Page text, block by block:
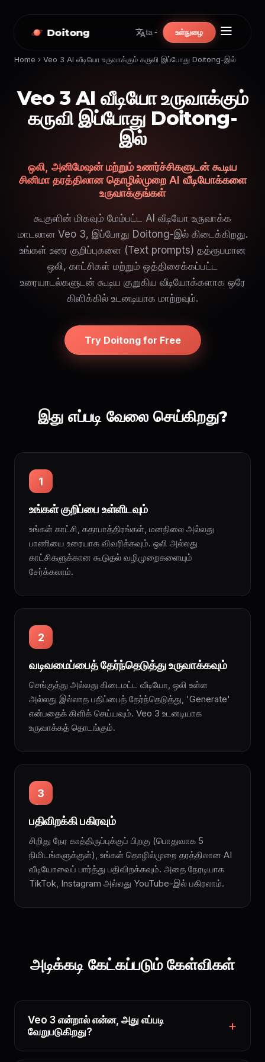
Doitong ta உள்நுழை
Home › Veo 3 AI வீடியோ உருவாக்கும் கருவி இப்போது Doitong-இல்
Veo 3 AI வீடியோ உருவாக்கும்
கருவி இப்போது Doitong-
இல்
ஒலி, அனிமேஷன் மற்றும் உணர்ச்சிகளுடன் கூடிய
சினிமா தரத்திலான தொழில்முறை AI வீடியோக்களை
உருவாக்குங்கள்
கூகுளின் மிகவும் மேம்பட்ட AI வீடியோ உருவாக்க
மாடலான Veo 3, இப்போது Doitong-இல் கிடைக்கிறது.
உங்கள் உரை குறிப்புகளை (Text prompts) தத்ரூபமான
ஒலி, காட்சிகள் மற்றும் ஒத்திசைக்கப்பட்ட
உரையாடல்களுடன் கூடிய குறுகிய வீடியோக்களாக ஒரே
கிளிக்கில் உடனடியாக மாற்றவும்.
Try Doitong for Free
இது எப்படி வேலை செய்கிறது?
1
உங்கள் குறிப்பை உள்ளிடவும்
உங்கள் காட்சி, கதாபாத்திரங்கள், மனநிலை அல்லது
பாணியை உரையாக விவரிக்கவும். ஒலி அல்லது
காட்சிகளுக்கான கூடுதல் வழிமுறைகளையும்
சேர்க்கலாம்.
2
வடிவமைப்பைத் தேர்ந்தெடுத்து உருவாக்கவும்
செங்குத்து அல்லது கிடைமட்ட வீடியோ, ஒலி உள்ள
அல்லது இல்லாத பதிப்பைத் தேர்ந்தெடுத்து, 'Generate'
என்பதைக் கிளிக் செய்யவும். Veo 3 உடனடியாக
உருவாக்கத் தொடங்கும்.
3
பதிவிறக்கி பகிரவும்
சிறிது நேர காத்திருப்புக்குப் பிறகு (பொதுவாக 5
நிமிடங்களுக்குள்), உங்கள் தொழில்முறை தரத்திலான AI
வீடியோவைப் பார்த்து பதிவிறக்கவும். அதை நேரடியாக
TikTok, Instagram அல்லது YouTube-இல் பகிரலாம்.
அடிக்கடி கேட்கப்படும் கேள்விகள்
Veo 3 என்றால் என்ன, அது எப்படி
வேறுபடுகிறது?